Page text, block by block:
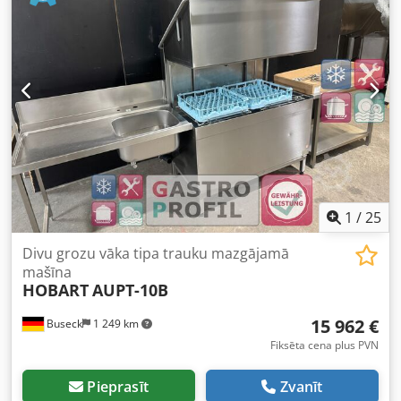
Iekārtas kopējie izmēri: garums x platums x augstums 4000
mm x 1200 mm x 1640 mm Iespējams apskatīt šo kārbu
mazgāšanas iekārtu jūsu objektā. Ja jums ir kādi jautājumi
vai piezīmes, lūdzu, sazinieties ar mums. Crjdpoznhwqefx
Ai Asf Ar labākajiem novēlējumiem, Leo Holands
1 /25
Buseck 1 249 km
Divu grozu vāka tipa trauku mazgājamā
mašīna
HOBARTAUPT-10B
15 962 €
Fiksēta cena plus PVN
Pieprasīt Zvanīt